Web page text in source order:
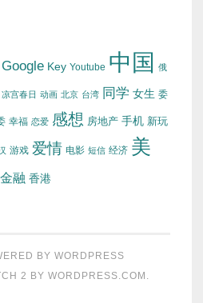
Google Key Youtube 中国 俄
凉宫春日 动画 北京 台湾 同学 女生 委
幸福 恋爱 感想 房地产 手机 新玩
游戏 爱情 电影 短信 经济 美
金融 香港
BY WORDPRESS
2 BY WORDPRESS.COM .